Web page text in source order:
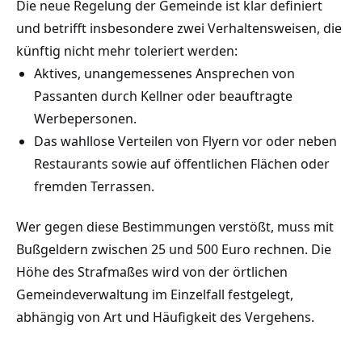
Die neue Regelung der Gemeinde ist klar definiert
und betrifft insbesondere zwei Verhaltensweisen, die
künftig nicht mehr toleriert werden:
Aktives, unangemessenes Ansprechen von
Passanten durch Kellner oder beauftragte
Werbepersonen.
Das wahllose Verteilen von Flyern vor oder neben
Restaurants sowie auf öffentlichen Flächen oder
fremden Terrassen.
Wer gegen diese Bestimmungen verstößt, muss mit
Bußgeldern zwischen 25 und 500 Euro rechnen. Die
Höhe des Strafmaßes wird von der örtlichen
Gemeindeverwaltung im Einzelfall festgelegt,
abhängig von Art und Häufigkeit des Vergehens.